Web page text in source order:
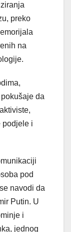
preko
na
da
podjele i
pod
navodi da
Putin. U
i
jednog